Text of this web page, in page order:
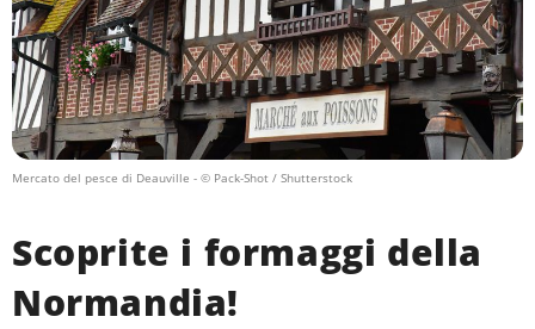
Mercato del pesce di Deauville - © Pack-Shot / Shutterstock
Scoprite i formaggi della
Normandia!